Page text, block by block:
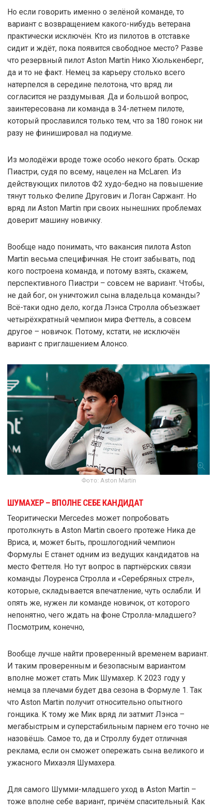
Но если говорить именно о зелёной команде, то
вариант с возвращением какого-нибудь ветерана
практически исключён. Кто из пилотов в отставке
сидит и ждёт, пока появится свободное место? Разве
что резервный пилот Aston Martin Нико Хюлькенберг,
да и то не факт. Немец за карьеру столько всего
натерпелся в середине пелотона, что вряд ли
согласится не раздумывая. Да и большой вопрос,
заинтересована ли команда в 34-летнем пилоте,
который прославился только тем, что за 180 гонок ни
разу не финишировал на подиуме.
Из молодёжи вроде тоже особо некого брать. Оскар
Пиастри, судя по всему, нацелен на McLaren. Из
действующих пилотов Ф2 худо-бедно на повышение
тянут только Фелипе Другович и Логан Саржант. Но
вряд ли Aston Martin при своих нынешних проблемах
доверит машину новичку.
Вообще надо понимать, что вакансия пилота Aston
Martin весьма специфичная. Не стоит забывать, под
кого построена команда, и потому взять, скажем,
перспективного Пиастри – совсем не вариант. Чтобы,
не дай бог, он уничтожил сына владельца команды?
Всё-таки одно дело, когда Лэнса Стролла объезжает
четырёхкратный чемпион мира Феттель, а совсем
другое – новичок. Потому, кстати, не исключён
вариант с приглашением Алонсо.
Фото: Aston Martin
ШУМАХЕР – ВПОЛНЕ СЕБЕ КАНДИДАТ
Теоритически Mercedes может попробовать
протолкнуть в Aston Martin своего протеже Ника де
Вриса, и, может быть, прошлогодний чемпион
Формулы E станет одним из ведущих кандидатов на
место Феттеля. Но тут вопрос в партнёрских связи
команды Лоуренса Стролла и «Серебряных стрел»,
которые, складывается впечатление, чуть ослабли. И
опять же, нужен ли команде новичок, от которого
непонятно, чего ждать на фоне Стролла-младшего?
Посмотрим, конечно,
Вообще лучше найти проверенный временем вариант.
И таким проверенным и безопасным вариантом
вполне может стать Мик Шумахер. К 2023 году у
немца за плечами будет два сезона в Формуле 1. Так
что Aston Martin получит относительно опытного
гонщика. К тому же Мик вряд ли затмит Лэнса –
мегабыстрым и суперстабильным парнем его точно не
назовёшь. Самое то, да и Строллу будет отличная
реклама, если он сможет опережать сына великого и
ужасного Михаэля Шумахера.
Для самого Шумми-младшего уход в Aston Martin –
тоже вполне себе вариант, причём спасительный. Как